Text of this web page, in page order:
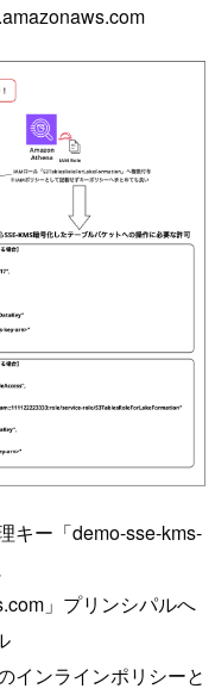
キー「demo-sse-kms-
」プリンシパルへ
インラインポリシーと